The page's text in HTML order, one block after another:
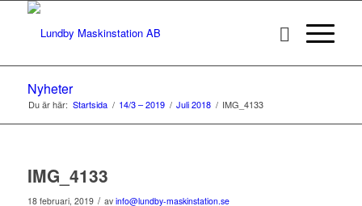
Nyheter
Du är här: Startsida / 14/3 – 2019 / Juli 2018 / IMG_4133
IMG_4133
18 februari, 2019 / av info@lundby-maskinstation.se